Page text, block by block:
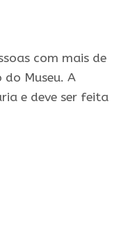
com mais de
do Museu. A
e deve ser feita